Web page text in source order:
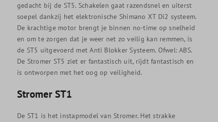
gedacht bij de ST5. Schakelen gaat razendsnel en uiterst
soepel dankzij het elektronische Shimano XT Di2 systeem.
De krachtige motor brengt je binnen no-time op snelheid
en om te zorgen dat je weer net zo veilig kan remmen, is
de ST5 uitgevoerd met Anti Blokker Systeem. Ofwel: ABS.
De Stromer ST5 ziet er fantastisch uit, rijdt fantastisch en
is ontworpen met het oog op veiligheid.
Stromer ST1
De ST1 is het instapmodel van Stromer. Het strakke